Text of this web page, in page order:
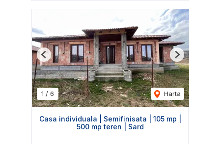
1 / 6 Harta
Previous Next
Casa individuala | Semifinisata | 105 mp |
500 mp teren | Sard